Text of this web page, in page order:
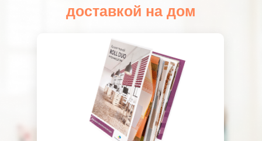
доставкой на дом